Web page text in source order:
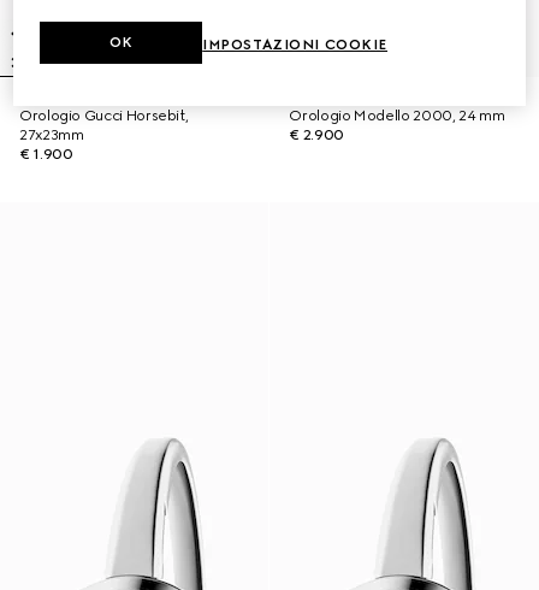
Orologio Gucci Horsebit,
27x23mm
€ 1.900
Orologio Modello 2000, 24 mm
€ 2.900
IMPOSTAZIONI COOKIE
OK